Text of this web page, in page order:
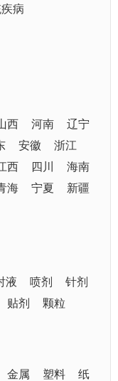
病
西 河南
辽宁
安徽
浙江
西 四川
海南
海 宁夏
新疆
液 喷剂
针剂
贴剂
颗粒
金属 塑料
纸